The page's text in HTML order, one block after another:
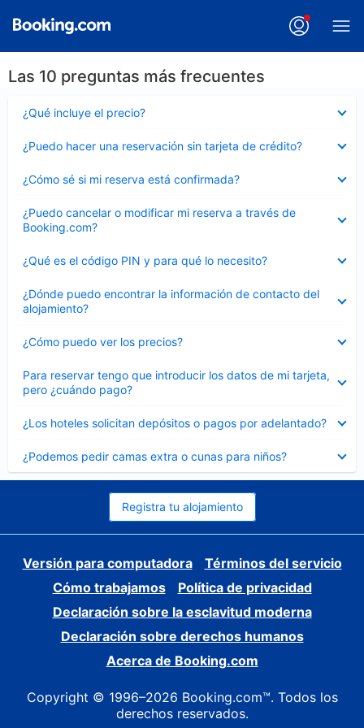
Las 10 preguntas más frecuentes
¿Qué incluye el precio?
cerrado
¿Puedo hacer una reservación sin tarjeta de crédito?
cerrado
¿Cómo sé si mi reserva está confirmada?
cerrado
¿Puedo cancelar o modificar mi reserva a través de
Booking.com?
cerrado
¿Qué es el código PIN y para qué lo necesito?
cerrado
¿Dónde puedo encontrar la información de contacto del
alojamiento?
cerrado
¿Cómo puedo ver los precios?
cerrado
Para reservar tengo que introducir los datos de mi tarjeta,
pero ¿cuándo pago?
cerrado
¿Los hoteles solicitan depósitos o pagos por adelantado?
cerrado
¿Podemos pedir camas extra o cunas para niños?
cerrado
Registra tu alojamiento
Versión para computadora
Términos del servicio
Cómo trabajamos
Política de privacidad
Declaración sobre la esclavitud moderna
Declaración sobre derechos humanos
Acerca de Booking.com
Copyright © 1996–2026 Booking.com™. Todos los
derechos reservados.